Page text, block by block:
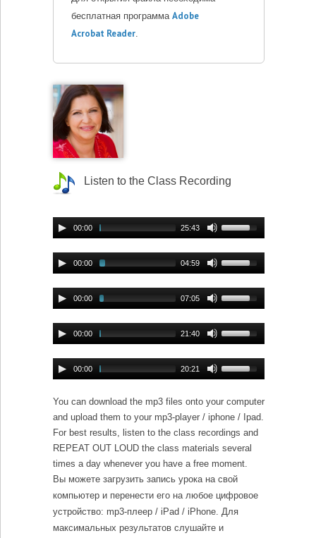
бесплатная программа Adobe
Acrobat Reader.
Listen to the Class Recording
00:00 25:43
00:00 04:59
00:00 07:05
00:00 21:40
00:00 20:21
You can download the mp3 files onto your computer
and upload them to your mp3-player / iphone / Ipad.
For best results, listen to the class recordings and
REPEAT OUT LOUD the class materials several
times a day whenever you have a free moment.
Вы можете загрузить запись урока на свой
компьютер и перенести его на любое цифровое
устройство: mp3-плеер / iPad / iPhone. Для
максимальных результатов слушайте и